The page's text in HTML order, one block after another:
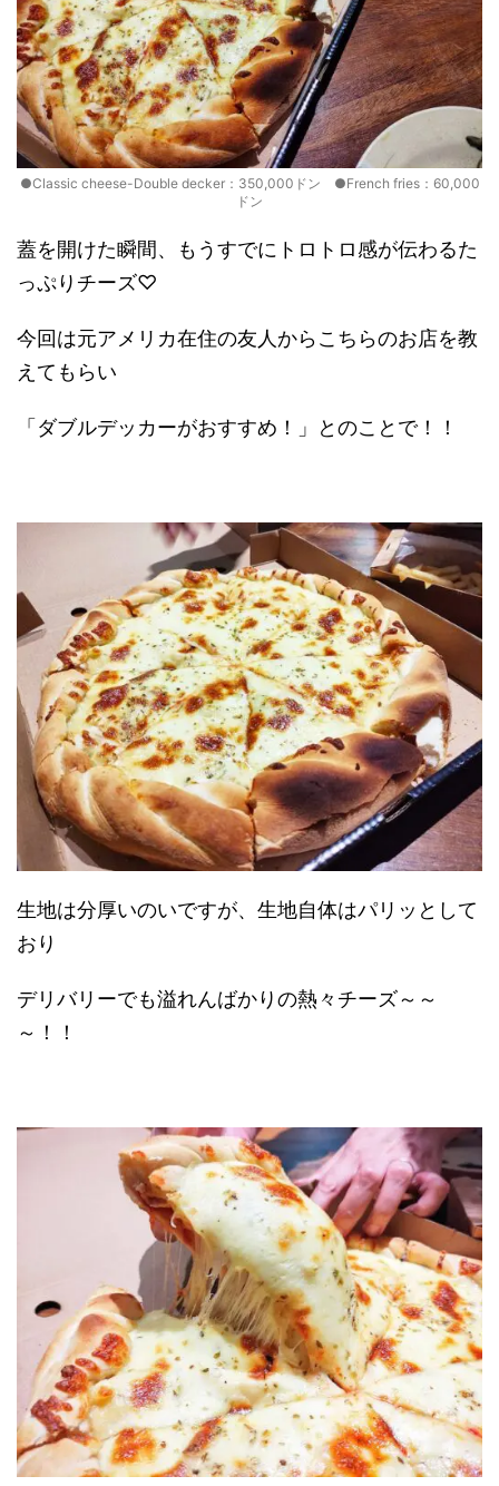
●Classic cheese-Double decker：350,000ドン ●French fries：60,000
ドン
蓋を開けた瞬間、もうすでにトロトロ感が伝わるた
っぷりチーズ♡
今回は元アメリカ在住の友人からこちらのお店を教
えてもらい
「ダブルデッカーがおすすめ！」とのことで！！
生地は分厚いのいですが、生地自体はパリッとして
おり
デリバリーでも溢れんばかりの熱々チーズ～～
～！！